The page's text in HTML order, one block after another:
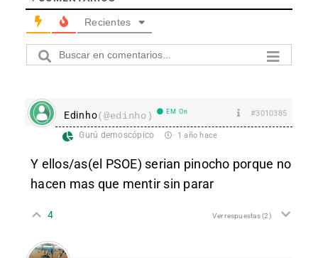
Recientes
Edinho(@edinho) EM On #3010385
Gurú demoscópico 1 año hace
Y ellos/as(el PSOE) serian pinocho porque no
hacen mas que mentir sin parar
4 Ver respuestas(2)